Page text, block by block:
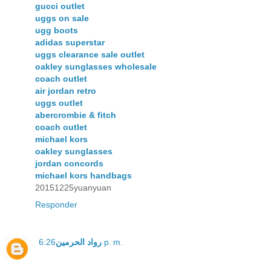
gucci outlet
uggs on sale
ugg boots
adidas superstar
uggs clearance sale outlet
oakley sunglasses wholesale
coach outlet
air jordan retro
uggs outlet
abercrombie & fitch
coach outlet
michael kors
oakley sunglasses
jordan concords
michael kors handbags
20151225yuanyuan
Responder
رواد الحرمين 6:26 p. m.